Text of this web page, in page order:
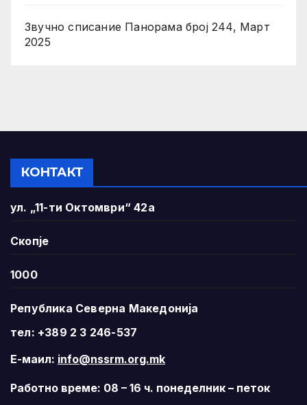
Звучно списание Панорама број 244, Март
2025
КОНТАКТ
ул. „11-ти Октомври“ 42а
Скопје
1000
Република Северна Македонија
тел: +389 2 3 246-537
Е-маил: info@nssrm.org.mk
Работно време: 08 – 16 ч. понеделник – петок